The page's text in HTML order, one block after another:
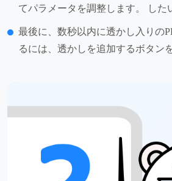
てパラメータを調整します。 した
最後に、数秒以内に透かし入りの
るには、透かしを追加するボタン